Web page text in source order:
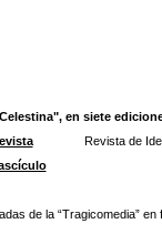
en siete
Revista de
de la “Tragicomedia”